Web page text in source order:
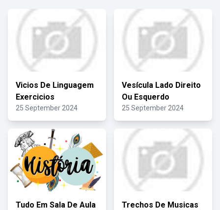
Vicios De Linguagem
Exercicios
25 September 2024
Vesícula Lado Direito
Ou Esquerdo
25 September 2024
Tudo Em Sala De Aula Trechos De Musicas